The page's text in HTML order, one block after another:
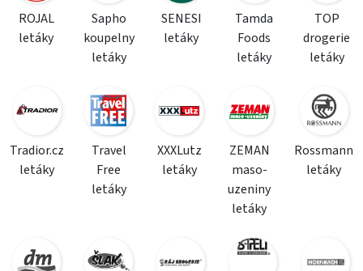
ROJAL
letáky
Sapho
koupelny
letáky
SENESI
letáky
Tamda
Foods
letáky
TOP
drogerie
letáky
Tradior.cz
letáky
Travel
Free
letáky
XXXLutz
letáky
ZEMAN
maso-
uzeniny
letáky
Rossmann
letáky